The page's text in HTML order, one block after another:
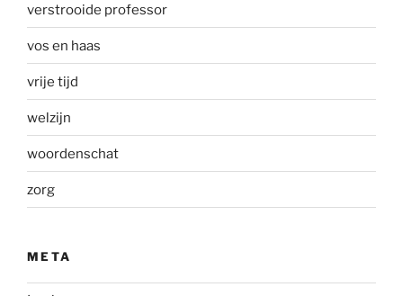
verstrooide professor
vos en haas
vrije tijd
welzijn
woordenschat
zorg
META